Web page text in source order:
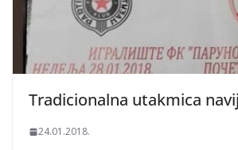
Tradicionalna utakmica
24.01.2018.